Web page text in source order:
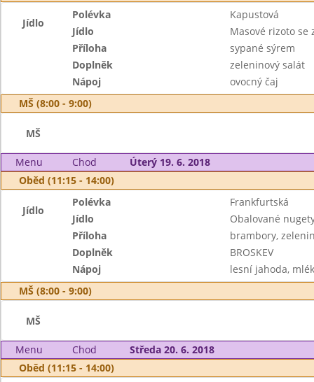
Jídlo
Polévka
Kapustová
Jídlo
Masové rizoto se
Příloha
sypané sýrem
Doplněk
zeleninový salát
Nápoj
ovocný čaj
MŠ (8:00 - 9:00)
MŠ
Menu Chod
Úterý 19. 6. 2018
Oběd (11:15 - 14:00)
Jídlo
Polévka
Frankfurtská
Jídlo
Obalované
Příloha
brambory,
Doplněk
BROSKEV
Nápoj
lesní jahoda,
MŠ (8:00 - 9:00)
MŠ
Menu Chod
Středa 20. 6. 2018
Oběd (11:15 - 14:00)